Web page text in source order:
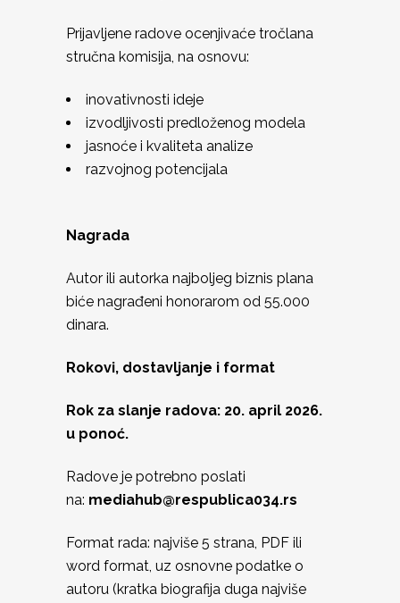
Prijavljene radove ocenjivaće tročlana
stručna komisija, na osnovu:
inovativnosti ideje
izvodljivosti predloženog modela
jasnoće i kvaliteta analize
razvojnog potencijala
Nagrada
Autor ili autorka najboljeg biznis plana
biće nagrađeni honorarom od 55.000
dinara.
Rokovi, dostavljanje i format
Rok za slanje radova: 20. april 2026.
u ponoć.
Radove je potrebno poslati
na: mediahub@respublica034.rs
Format rada: najviše 5 strana, PDF ili
word format, uz osnovne podatke o
autoru (kratka biografija duga najviše